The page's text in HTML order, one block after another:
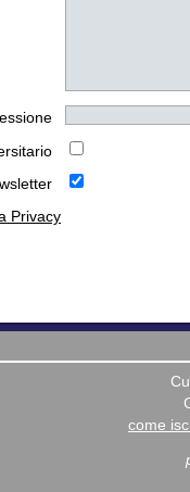
Privacy
come